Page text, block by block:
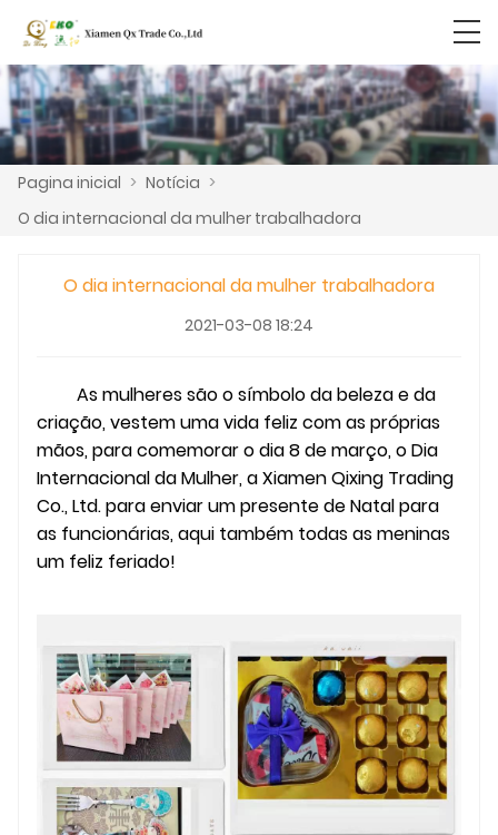
Pagina inicial > Notícia >
O dia internacional da mulher trabalhadora
O dia internacional da mulher trabalhadora
2021-03-08 18:24
As mulheres são o símbolo da beleza e da
criação, vestem uma vida feliz com as próprias
mãos, para comemorar o dia 8 de março, o Dia
Internacional da Mulher, a Xiamen Qixing Trading
Co., Ltd. para enviar um presente de Natal para
as funcionárias, aqui também todas as meninas
um feliz feriado!